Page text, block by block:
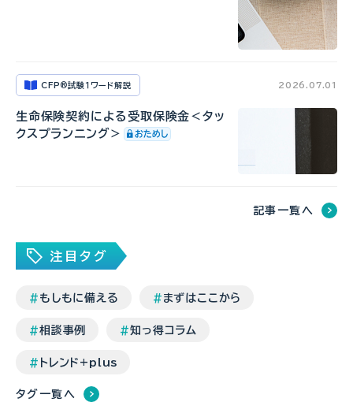
CFP ®試験１ワード解説 2026.07.01
生命保険契約による受取保険金＜タッ
クスプランニング＞
記事一覧へ
注目タグ
もしもに備える まずはここから
相談事例 知っ得コラム
トレンド+plus
タグ一覧へ